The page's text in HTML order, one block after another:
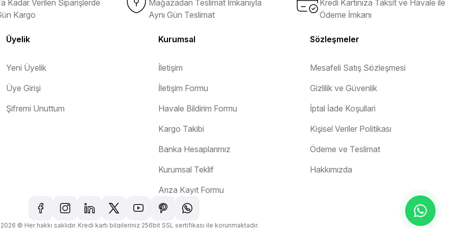
Kadar Verilen Siparişlerde
Kargo
Mağazadan Teslimat İmkanıyla
Aynı Gün Teslimat
Kredi Kartınıza Taksit ve Havale ile
Ödeme İmkanı
Üyelik
Yeni Üyelik
Üye Girişi
Şifremi Unuttum
Kurumsal
İletişim
İletişim Formu
Havale Bildirim Formu
Kargo Takibi
Banka Hesaplarımız
Kurumsal Teklif
Arıza Kayıt Formu
Sözleşmeler
Mesafeli Satış Sözleşmesi
Gizlilik ve Güvenlik
İptal İade Koşullari
Kişisel Veriler Politikası
Ödeme ve Teslimat
Hakkımızda
© Her hakkı saklıdır. Kredi kartı bilgileriniz 256bit SSL sertifikası ile korunmaktadır.